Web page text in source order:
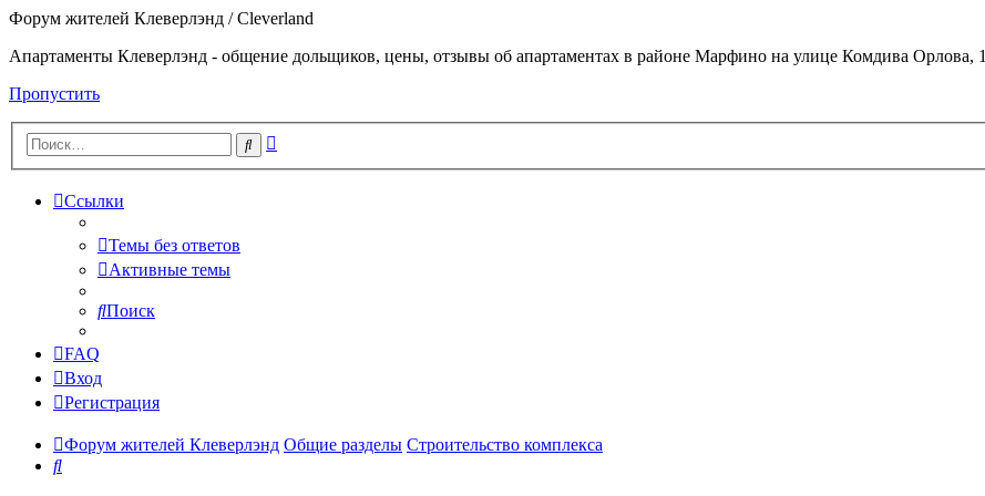
Форум жителей Клеверлэнд / Cleverland
Апартаменты Клеверлэнд - общение дольщиков, цены, отзывы об апартаментах в районе Марфино на улице Комдива Орлова, 1
Пропустить
Поиск
Ссылки
Темы без ответов
Активные темы
Поиск
FAQ
Вход
Регистрация
Форум жителей Клеверлэнд Общие разделы Строительство комплекса
Поиск